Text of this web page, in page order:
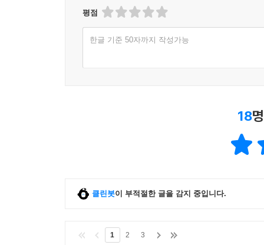
평점
한글 기준 50자까지 작성가능
18
클린봇이 부적절한 글을 감지 중입니다.
1 2 3